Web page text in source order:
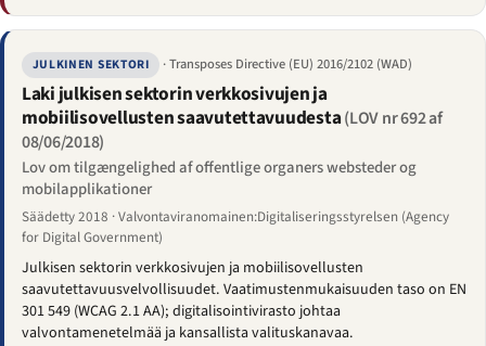
JULKINEN SEKTORI · Transposes Directive (EU) 2016/2102 (WAD)
Laki julkisen sektorin verkkosivujen ja
mobiilisovellusten saavutettavuudesta(LOV nr 692 af
08/06/2018)
Lov om tilgængelighed af offentlige organers websteder og
mobilapplikationer
Säädetty 2018 · Valvontaviranomainen:Digitaliseringsstyrelsen (Agency
for Digital Government)
Julkisen sektorin verkkosivujen ja mobiilisovellusten
saavutettavuusvelvollisuudet. Vaatimustenmukaisuuden taso on EN
301 549 (WCAG 2.1 AA); digitalisointivirasto johtaa
valvontamenetelmää ja kansallista valituskanavaa.